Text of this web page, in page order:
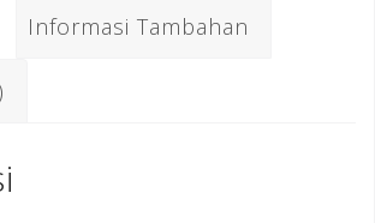
e r e
Informasi Tambahan